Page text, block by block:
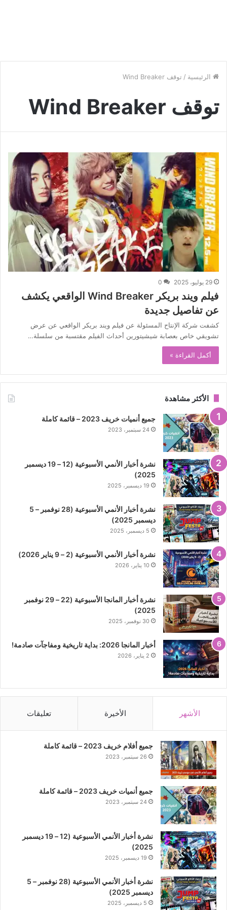
الرئيسية / توقف Wind Breaker
توقف Wind Breaker
29 يوليو، 2025 0
فيلم ويند بريكر Wind Breaker الواقعي يكشف
عن تفاصيل جديدة
كشفت شركة الإنتاح المسئولة عن فيلم ويند بريكر الواقعي عن عرض
تشويقي خاص بعصابة شيشيتورين أحداث الفيلم مقتسبة من سلسلة…
أكمل القراءة »
الأكثر مشاهدة
جميع أنميات خريف 2023 – قائمة كاملة
24 سبتمبر، 2023
نشرة أخبار الأنمي الأسبوعية (12 – 19 ديسمبر
2025)
19 ديسمبر، 2025
نشرة أخبار الأنمي الأسبوعية (28 نوفمبر – 5
ديسمبر 2025)
5 ديسمبر، 2025
نشرة أخبار الأنمي الأسبوعية (2 – 9 يناير 2026)
10 يناير، 2026
نشرة أخبار المانجا الأسبوعية (22 – 29 نوفمبر
2025)
30 نوفمبر، 2025
أخبار المانجا 2026: بداية تاريخية ومفاجآت صادمة!
2 يناير، 2026
الأشهر الأخيرة تعليقات
جميع أفلام خريف 2023 – قائمة كاملة
26 سبتمبر، 2023
جميع أنميات خريف 2023 – قائمة كاملة
24 سبتمبر، 2023
نشرة أخبار الأنمي الأسبوعية (12 – 19 ديسمبر
2025)
19 ديسمبر، 2025
نشرة أخبار الأنمي الأسبوعية (28 نوفمبر – 5
ديسمبر 2025)
5 ديسمبر، 2025